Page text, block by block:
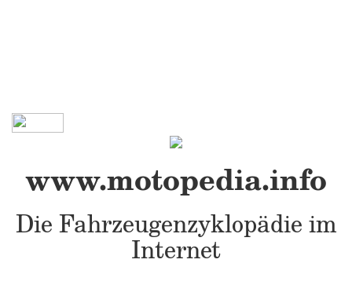
www.motopedia.info
Die Fahrzeugenzyklopädie im
Internet